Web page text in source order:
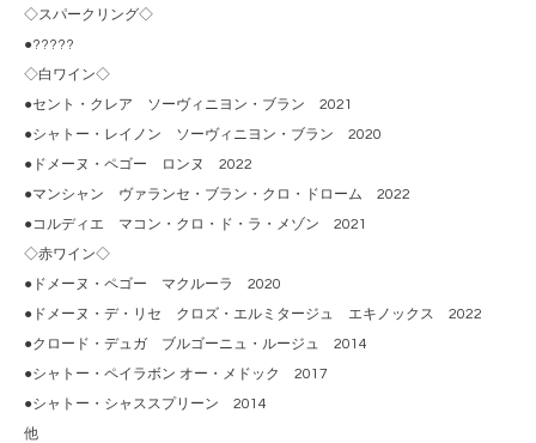
◇スパークリング◇
●?????
◇白ワイン◇
●セント・クレア ソーヴィニヨン・ブラン 2021
●シャトー・レイノン ソーヴィニヨン・ブラン 2020
●ドメーヌ・ペゴー ロンヌ 2022
●マンシャン ヴァランセ・ブラン・クロ・ドローム 2022
●コルディエ マコン・クロ・ド・ラ・メゾン 2021
◇赤ワイン◇
●ドメーヌ・ペゴー マクルーラ 2020
●ドメーヌ・デ・リセ クロズ・エルミタージュ エキノックス 2022
●クロード・デュガ ブルゴーニュ・ルージュ 2014
●シャトー・ペイラボン オー・メドック 2017
●シャトー・シャススプリーン 2014
他